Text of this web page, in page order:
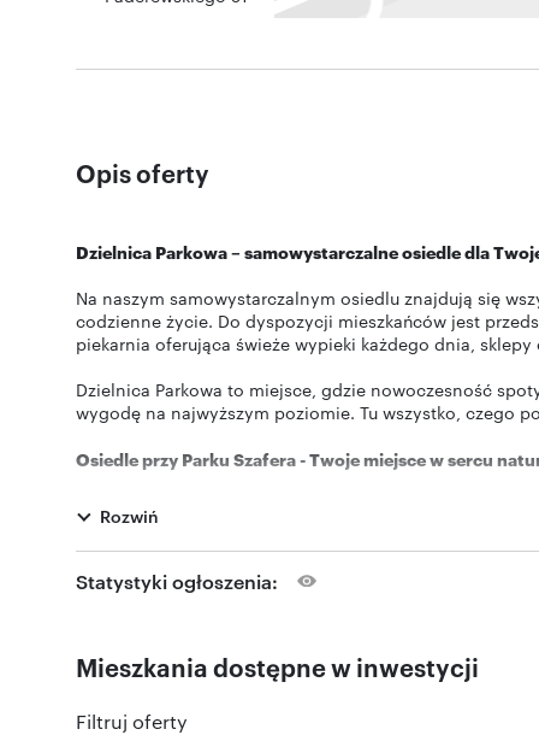
Opis oferty
Dzielnica Parkowa – samowystarczalne osiedle dla
Na naszym samowystarczalnym osiedlu znajdują się
codzienne życie. Do dyspozycji mieszkańców jest
piekarnia oferująca świeże wypieki każdego dnia,
Dzielnica Parkowa to miejsce, gdzie nowoczesność
wygodę na najwyższym poziomie. Tu wszystko, czego
Osiedle przy Parku Szafera - Twoje miejsce w sercu
Zamieszkaj w wyjątkowym miejscu, które łączy
ulicy Paderewskiego w Rzeszowie graniczy z
sercu miasta.
Park Szafera to idealne miejsce na spacery, relaks i
Wybierz życie w otoczeniu zieleni, z dostępem do
aktywnych i wszystkich ceniących harmonię między
Rozwiń
Statystyki ogłoszenia:
Mieszkania dostępne w inwestycji
Filtruj oferty